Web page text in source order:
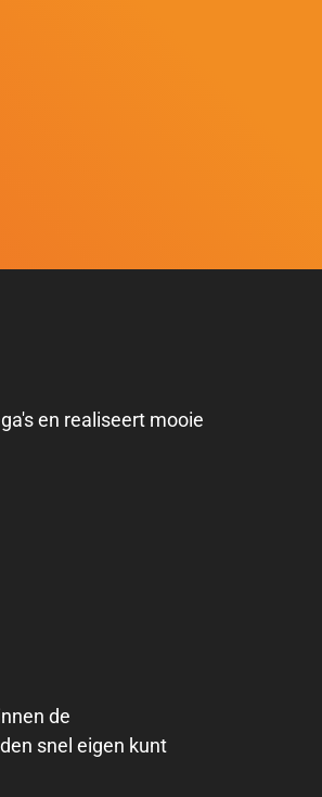
en realiseert mooie
de
snel eigen kunt